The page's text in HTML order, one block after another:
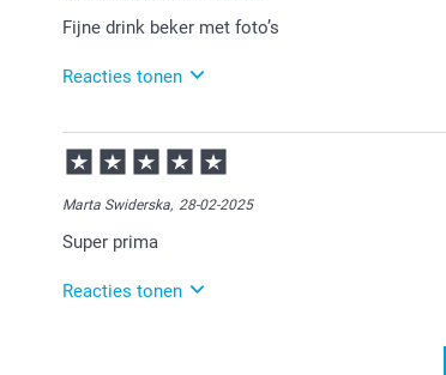
Fijne drink beker met foto’s
Reacties tonen
15-04-2025
10:39
Bedankt voor je review. Erg fijn om te
ervan!
Marta Swiderska, 28-02-2025
Super prima
Reacties tonen